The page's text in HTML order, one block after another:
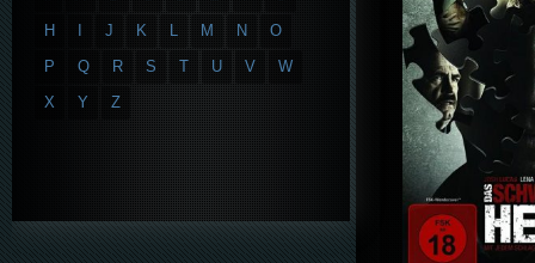
H
J K L M N
O
P
Q R S T U V
W
X
Y Z